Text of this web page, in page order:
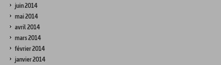
juin 2014
mai 2014
avril 2014
mars 2014
février 2014
janvier 2014